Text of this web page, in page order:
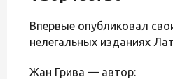
Впервые опубликовал
нелегальных изданиях
Жан Грива — автор: